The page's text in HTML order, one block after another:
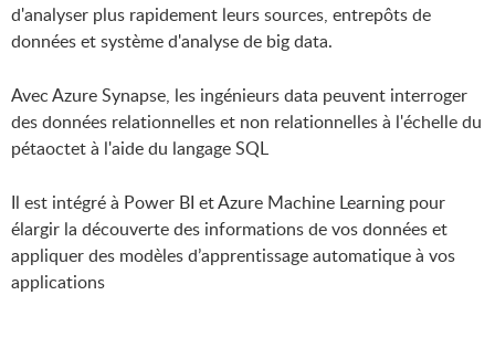
d'analyser plus rapidement leurs sources, entrepôts de
données et système d'analyse de big data.
Avec Azure Synapse, les ingénieurs data peuvent interroger
des données relationnelles et non relationnelles à l'échelle du
pétaoctet à l'aide du langage SQL
Il est intégré à Power BI et Azure Machine Learning pour
élargir la découverte des informations de vos données et
appliquer des modèles d’apprentissage automatique à vos
applications